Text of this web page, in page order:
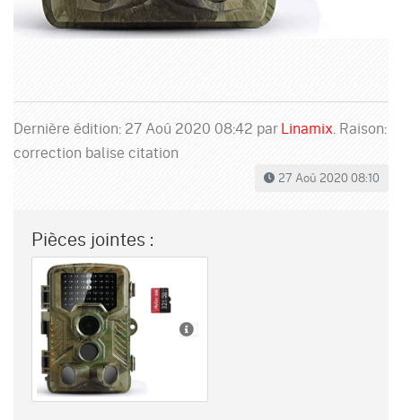
Dernière édition: 27 Aoû 2020 08:42 parLinamix. Raison:
correction balise citation
27 Aoû 2020 08:10
Pièces jointes :